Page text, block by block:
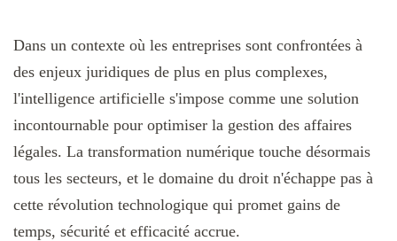
Dans un contexte où les entreprises sont confrontées à
des enjeux juridiques de plus en plus complexes,
l'intelligence artificielle s'impose comme une solution
incontournable pour optimiser la gestion des affaires
légales. La transformation numérique touche désormais
tous les secteurs, et le domaine du droit n'échappe pas à
cette révolution technologique qui promet gains de
temps, sécurité et efficacité accrue.